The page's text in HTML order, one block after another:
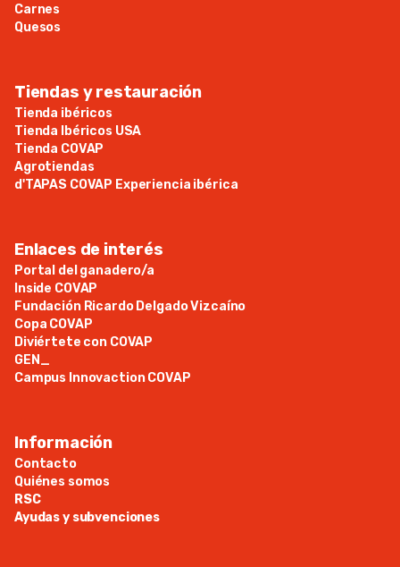
Carnes
Quesos
Tiendas y restauración
Tienda ibéricos
Tienda Ibéricos USA
Tienda COVAP
Agrotiendas
d'TAPAS COVAP Experiencia ibérica
Enlaces de interés
Portal del ganadero/a
Inside COVAP
Fundación Ricardo Delgado Vizcaíno
Copa COVAP
Diviértete con COVAP
GEN_
Campus Innovaction COVAP
Información
Contacto
Quiénes somos
RSC
Ayudas y subvenciones